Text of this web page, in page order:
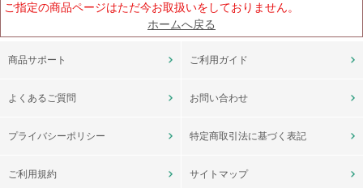
ご指定の商品ページはただ今お取扱いをしておりません。
ホームへ戻る
商品サポート ご利用ガイド
よくあるご質問 お問い合わせ
プライバシーポリシー 特定商取引法に基づく表記
ご利用規約 サイトマップ